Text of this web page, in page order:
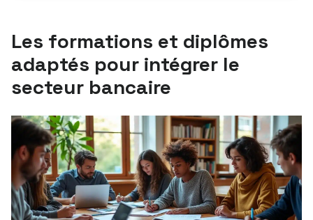
Les formations et diplômes
adaptés pour intégrer le
secteur bancaire